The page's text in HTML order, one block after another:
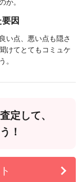
か。
因
い点、悪い点も隠さ
けてとてもコミュケ
。
定して、
！